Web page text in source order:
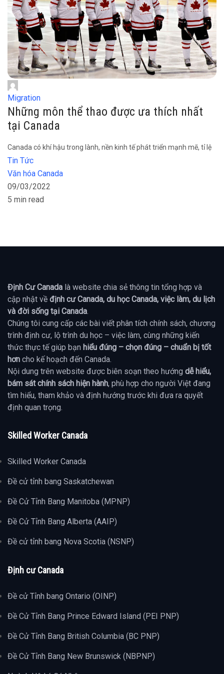
Migration
Những môn thể thao được ưa thích nhất
tại Canada
Canada có khí hậu trong lành, nền kinh tế phát triển mạnh mẽ, tỉ lệ
Tin Tức
Văn hóa Canada
09/03/2022
5 min read
Định Cư Canada là website chia sẻ thông tin tổng hợp và
cập nhật về định cư Canada, du học Canada, việc làm, du lịch
và đời sống tại Canada
Chúng tôi cung cấp các bài viết phân tích chính sách, chương
trình định cư, lộ trình du học – việc làm, cùng những kiến
thức thực tế giúp bạn hiểu đúng – chọn đúng – chuẩn bị tốt
hơn cho kế hoạch đến Canada.
Nội dung trên website được biên soạn theo hướng dễ hiểu,
bám sát chính sách hiện hành, phù hợp cho người Việt đang
tìm hiểu, tham khảo và định hướng trước khi đưa ra quyết
định quan trọng.
Skilled Worker Canada
Skilled Worker Canada
Đề cử tỉnh bang Saskatchewan
Đề Cử Tỉnh Bang Manitoba (MPNP)
Đề Cử Tỉnh Bang Alberta (AAIP)
Đề cử tỉnh bang Nova Scotia (NSNP)
Định cư Canada
Đề cử Tỉnh bang Ontario (OINP)
Đề Cử Tỉnh Bang Prince Edward Island (PEI PNP)
Đề Cử Tỉnh Bang British Columbia (BC PNP)
Đề Cử Tỉnh Bang New Brunswick (NBPNP)